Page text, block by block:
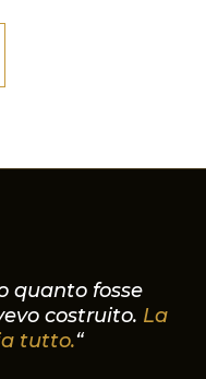
quanto fosse
costruito. La
tutto.“